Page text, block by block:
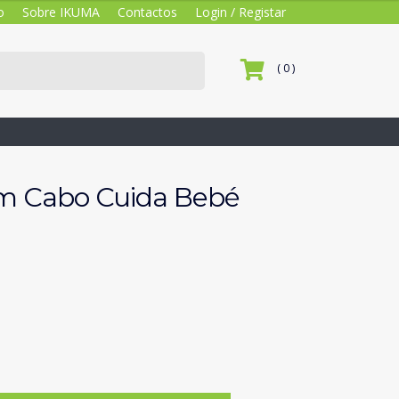
Sobre IKUMA Contactos Login / Registar
( 0 )
Cabo Cuida Bebé